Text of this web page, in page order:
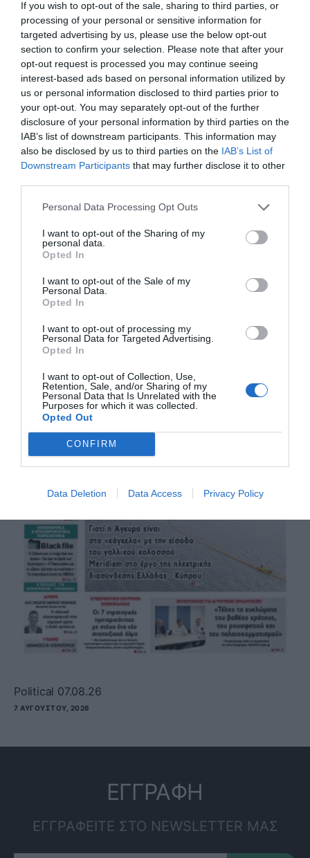
If you wish to opt-out of the sale, sharing to third parties, or
processing of your personal or sensitive information for
targeted advertising by us, please use the below opt-out
section to confirm your selection. Please note that after your
opt-out request is processed you may continue seeing
interest-based ads based on personal information utilized by
us or personal information disclosed to third parties prior to
your opt-out. You may separately opt-out of the further
disclosure of your personal information by third parties on the
IAB’s list of downstream participants. This information may
also be disclosed by us to third parties on the IAB’s List of
Downstream Participants that may further disclose it to other
Personal Data Processing Opt Outs
I want to opt-out of the Sharing of my
personal data.
Opted In
I want to opt-out of the Sale of my
Personal Data.
Opted In
I want to opt-out of processing my
Personal Data for Targeted Advertising.
Opted In
I want to opt-out of Collection, Use,
Retention, Sale, and/or Sharing of my
Personal Data that Is Unrelated with the
Purposes for which it was collected.
Opted Out
CONFIRM
Data Deletion Data Access Privacy Policy
Political 08.08.26
Political 07.08.26
7 ΑΥΓΟΎΣΤΟΥ, 2026
ΕΓΓΡΑΦΗ
ΕΓΓΡΑΦΕΙΤΕ ΣΤΟ NEWSLETTER ΜΑΣ